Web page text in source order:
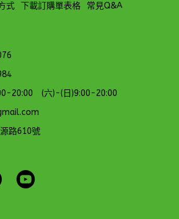
式 下載訂購單表格 常見Q&A
20:00 (六)-(日)9:00-20:00
路610號